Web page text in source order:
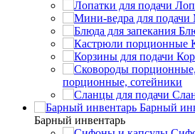
порционные, сотейники
Барный
Барный инвентарь